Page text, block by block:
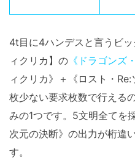
4t目に4ハンデスと言うビ
ィクリカ】の 《ドラゴンズ
ィクリカ》＋《ロスト・
枚少ない要求枚数で行える
みの1つです。5文明全てを
次元の決断》の出力が桁違
す。